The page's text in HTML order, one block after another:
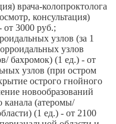
врача-колопроктолога
консультация)
от 3000 руб.;
узлов (за 1
узлов
бахромок) (1 ед.) - от
узлов (при остром
острого гнойного
новообразований
канала (атеромы/
(1 ед.) - от 2100